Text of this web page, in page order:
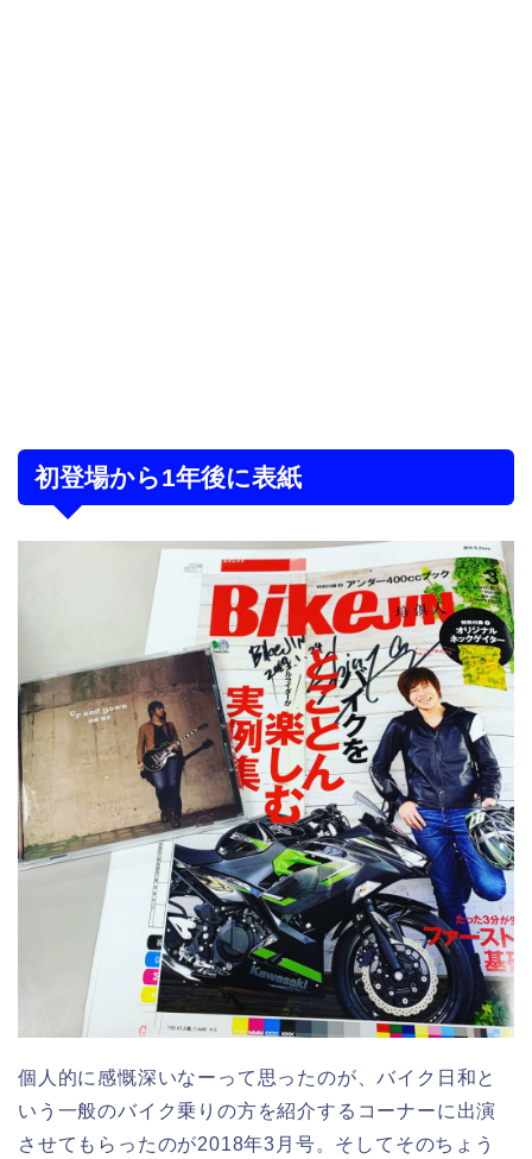
初登場から1年後に表紙
個人的に感慨深いなーって思ったのが、バイク日和と
いう一般のバイク乗りの方を紹介するコーナーに出演
させてもらったのが2018年3月号。そしてそのちょう